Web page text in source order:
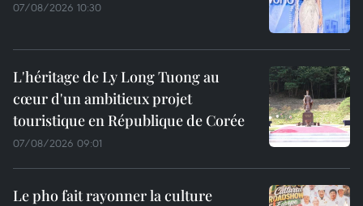
07/08/2026 10:30
L'héritage de Ly Long Tuong au
cœur d'un ambitieux projet
touristique en République de Corée
07/08/2026 09:01
Le pho fait rayonner la culture